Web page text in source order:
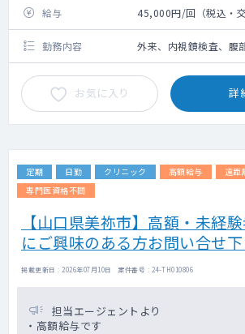
給与 45,000円/回（税込・交
勤務内容 外来、内視鏡検査、腹
お気に入り 詳
定期 日勤 クリニック 高額給与
遠距
専門医資格不問
【山口県美祢市】高額・未経
にご興味のある方お問い合せ下
掲載更新日 : 2026年07月10日 案件番号 : 24-TH010806
担当エージェントより
・高額給与です